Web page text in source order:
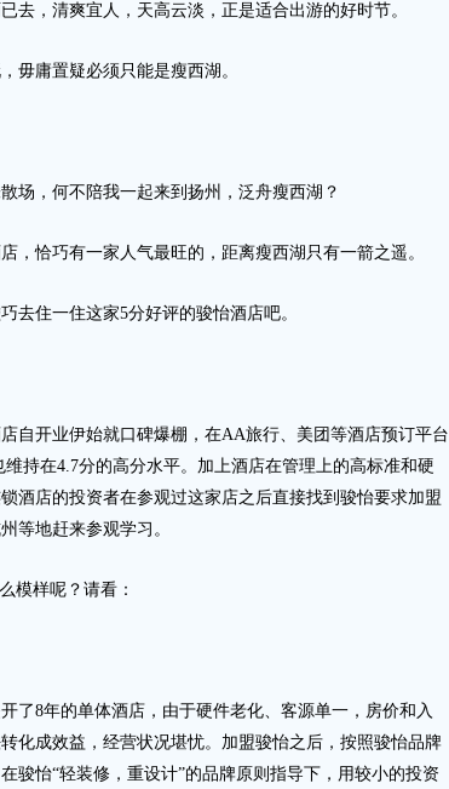
，清爽宜人，天高云淡，正是适合出游的好时节。
庸置疑必须只能是瘦西湖。
，何不陪我一起来到扬州，泛舟瘦西湖？
恰巧有一家人气最旺的，距离瘦西湖只有一箭之遥。
住一住这家5分好评的骏怡酒店吧。
开业伊始就口碑爆棚，在AA旅行、美团等酒店预订平台
持在4.7分的高分水平。加上酒店在管理上的高标准和硬
酒店的投资者在参观过这家店之后直接找到骏怡要求加盟
等地赶来参观学习。
样呢？请看：
8年的单体酒店，由于硬件老化、客源单一，房价和入
化成效益，经营状况堪忧。加盟骏怡之后，按照骏怡品牌
骏怡“轻装修，重设计”的品牌原则指导下，用较小的投资